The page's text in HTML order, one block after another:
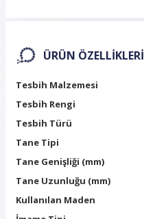
ÜRÜN ÖZELLIKLERI
Tesbih Malzemesi
Tesbih Rengi
Tesbih Türü
Tane Tipi
Tane Genişliği (mm)
Tane Uzunluğu (mm)
Kullanılan Maden